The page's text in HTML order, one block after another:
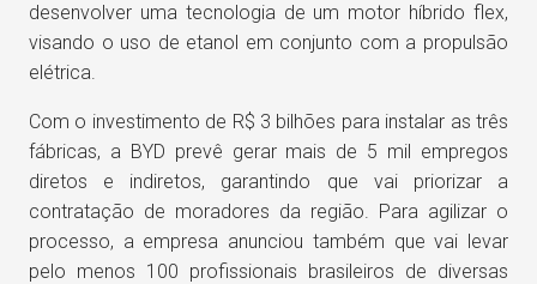
desenvolver uma tecnologia de um motor híbrido flex,
visando o uso de etanol em conjunto com a propulsão
elétrica.
Com o investimento de R$ 3 bilhões para instalar as três
fábricas, a BYD prevê gerar mais de 5 mil empregos
diretos e indiretos, garantindo que vai priorizar a
contratação de moradores da região. Para agilizar o
processo, a empresa anunciou também que vai levar
pelo menos 100 profissionais brasileiros de diversas